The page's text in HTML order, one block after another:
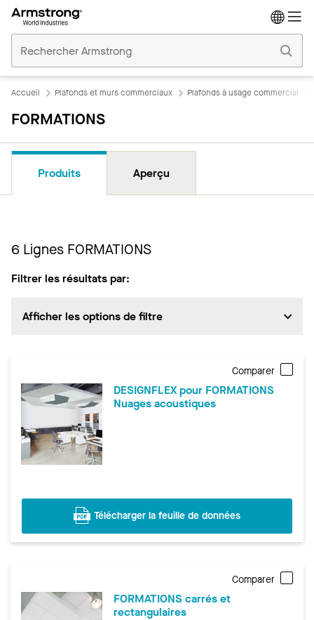
Plafonds
Commerciaux
Accueil Plafonds et murs commerciaux Plafonds à usage commercial
FORMATIONS
Produits Aperçu
6 Lignes FORMATIONS
Filtrer les résultats par:
Afficher les options de filtre
Comparer
DESIGNFLEX pour FORMATIONS
Nuages acoustiques
Télécharger la feuille de données
Comparer
FORMATIONS carrés et
rectangulaires